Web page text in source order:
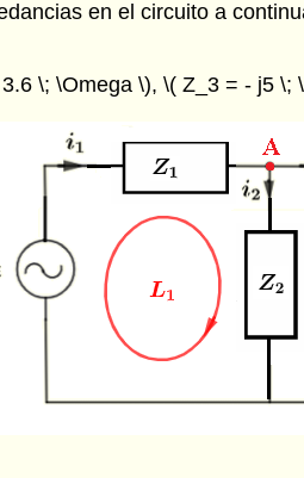
en el circuito a
\; \Omega \), \( Z_3 = - j5